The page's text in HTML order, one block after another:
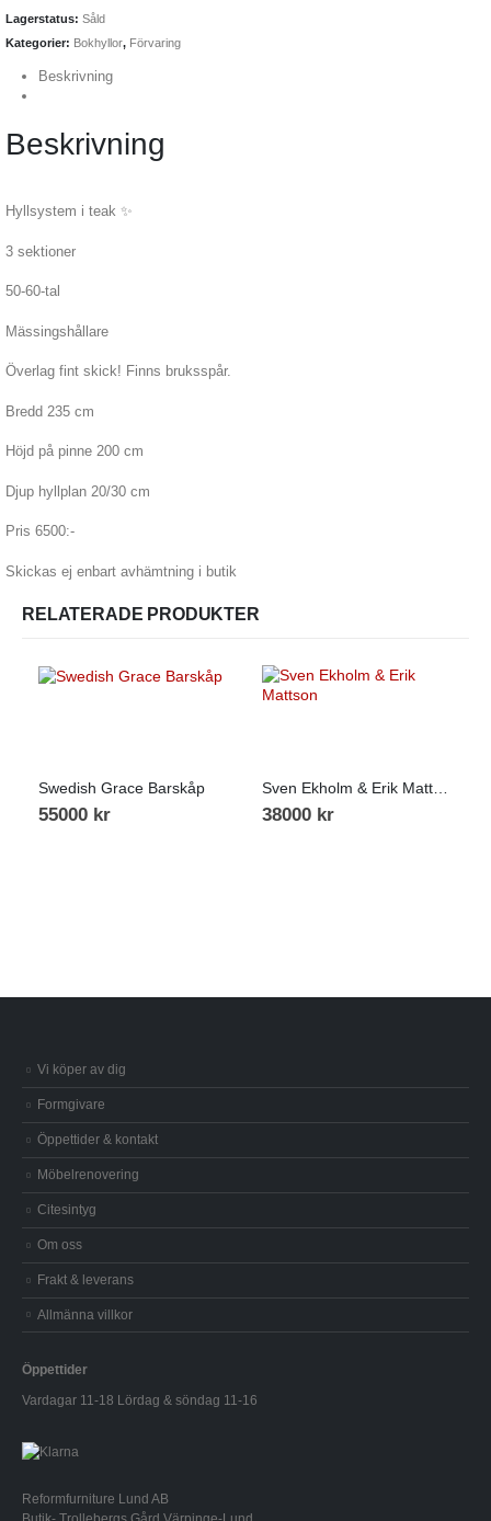
Lagerstatus: Såld
Kategorier: Bokhyllor, Förvaring
Beskrivning
Beskrivning
Hyllsystem i teak ✨
3 sektioner
50-60-tal
Mässingshållare
Överlag fint skick! Finns bruksspår.
Bredd 235 cm
Höjd på pinne 200 cm
Djup hyllplan 20/30 cm
Pris 6500:-
Skickas ej enbart avhämtning i butik
RELATERADE PRODUKTER
Swedish Grace Barskåp
55000 kr
Sven Ekholm & Erik Mattson
38000 kr
Vi köper av dig
Formgivare
Öppettider & kontakt
Möbelrenovering
Citesintyg
Om oss
Frakt & leverans
Allmänna villkor
Öppettider
Vardagar 11-18 Lördag & söndag 11-16
Reformfurniture Lund AB